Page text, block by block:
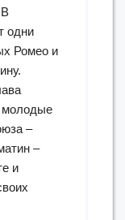
В
одни
Ромео и
молодые
–
–
и